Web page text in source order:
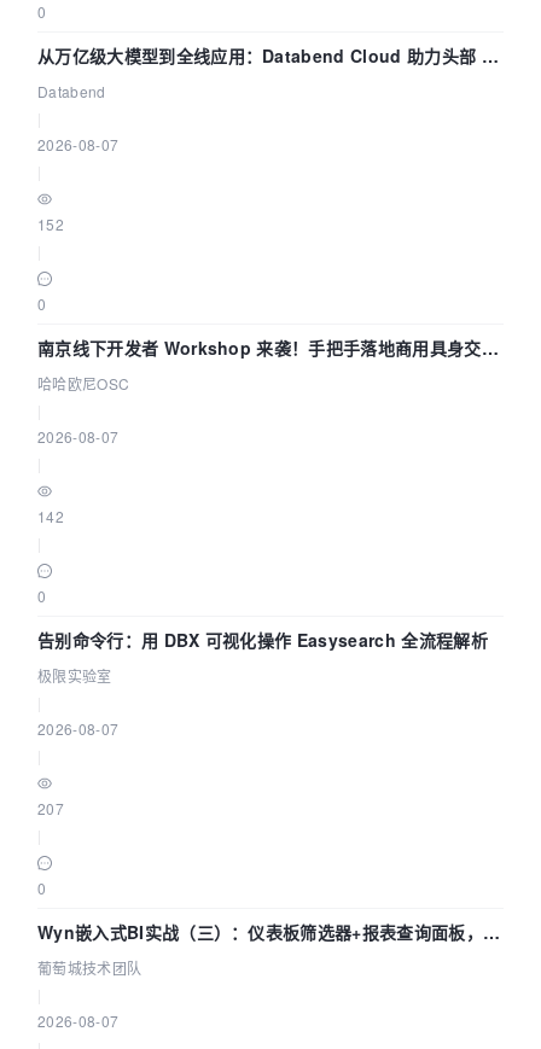
0
从万亿级大模型到全线应用：Databend Cloud 助力头部 AI
企业构建全链路 Trace 数据管道
Databend
2026-08-07
152
0
南京线下开发者 Workshop 来袭！手把手落地商用具身交互
智能 Agent 应用
哈哈欧尼OSC
2026-08-07
142
0
告别命令行：用 DBX 可视化操作 Easysearch 全流程解析
极限实验室
2026-08-07
207
0
Wyn嵌入式BI实战（三）：仪表板筛选器+报表查询面板，参
数联动全闭环
葡萄城技术团队
2026-08-07